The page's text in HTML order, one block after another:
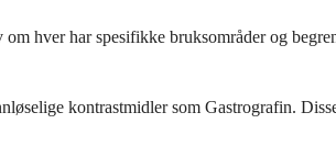
hver har spesifikke bruksområder og
kontrastmidler som Gastrografin.